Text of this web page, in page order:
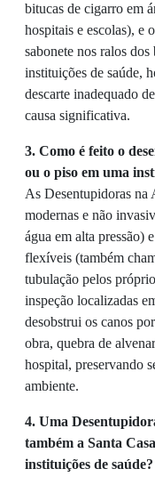
bitucas de cigarro em
hospitais e escolas), e
sabonete nos ralos
instituições de saúde,
descarte inadequado
causa significativa.
3. Como é feito o
ou o piso em uma
As Desentupidoras na
modernas e não
água em alta pressão)
flexíveis (também
tubulação pelos
inspeção localizadas
desobstrui os canos
obra, quebra de
hospital, preservando
ambiente.
4. Uma
também a Santa
instituições de saúde?